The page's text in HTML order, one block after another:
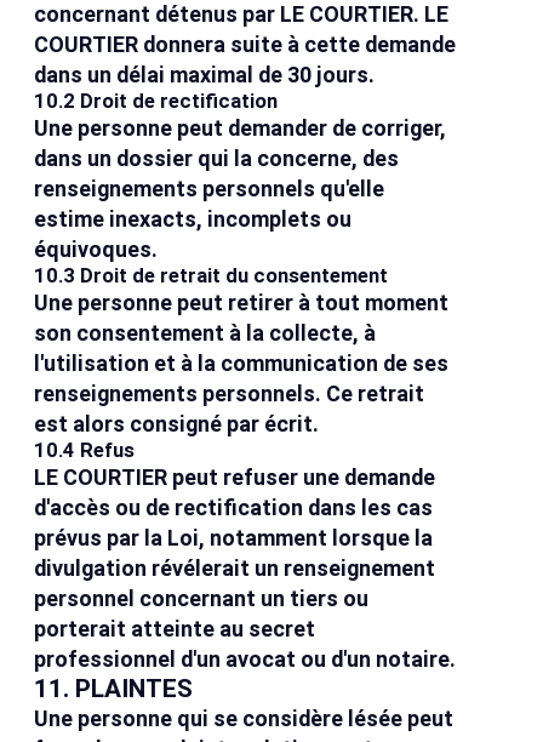
concernant détenus par LE COURTIER. LE
COURTIER donnera suite à cette demande
dans un délai maximal de 30 jours.
10.2 Droit de rectification
Une personne peut demander de corriger,
dans un dossier qui la concerne, des
renseignements personnels qu'elle
estime inexacts, incomplets ou
équivoques.
10.3 Droit de retrait du consentement
Une personne peut retirer à tout moment
son consentement à la collecte, à
l'utilisation et à la communication de ses
renseignements personnels. Ce retrait
est alors consigné par écrit.
10.4 Refus
LE COURTIER peut refuser une demande
d'accès ou de rectification dans les cas
prévus par la Loi, notamment lorsque la
divulgation révélerait un renseignement
personnel concernant un tiers ou
porterait atteinte au secret
professionnel d'un avocat ou d'un notaire.
11. PLAINTES
Une personne qui se considère lésée peut